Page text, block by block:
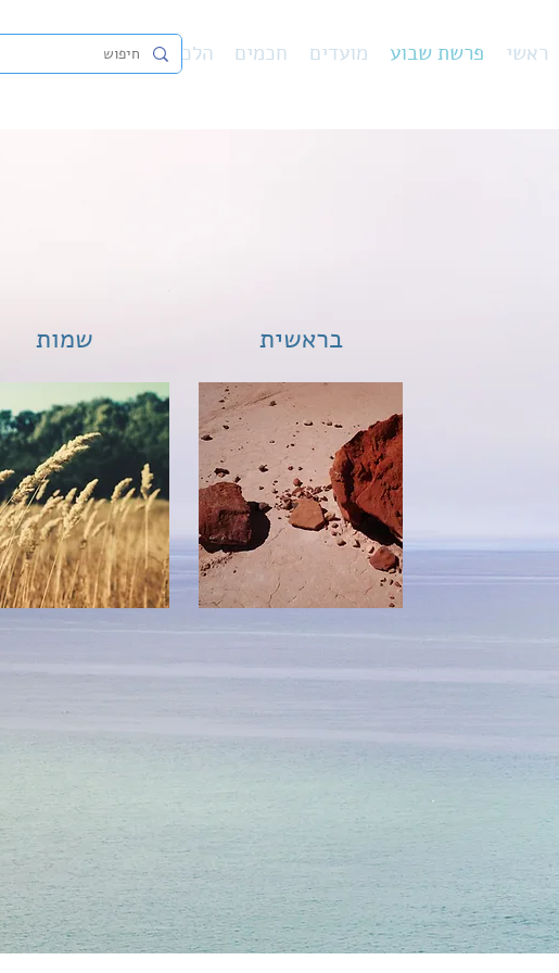
נ"ך הלכה חכמים מועדים פרשת שבוע ראשי
שמות בראשית